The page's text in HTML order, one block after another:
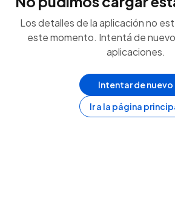
Los detalles de la aplicación no
este momento. Intentá de
aplicaciones.
Intentar de nuevo
Ir a la página